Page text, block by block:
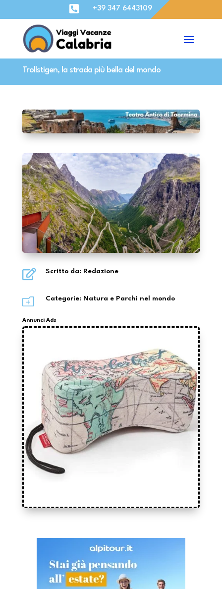
 +39 347 6443109
Trollstigen, la strada più bella del mondo
 Scritto da: Redazione
o Categorie: Natura e Parchi nel mondo
Annunci Ads